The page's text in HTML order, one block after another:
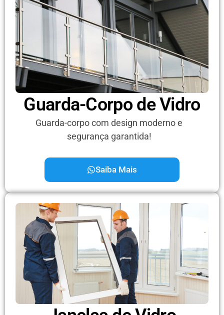
Guarda-Corpo de Vidro
Guarda-corpo com design moderno e
segurança garantida!
Saiba Mais